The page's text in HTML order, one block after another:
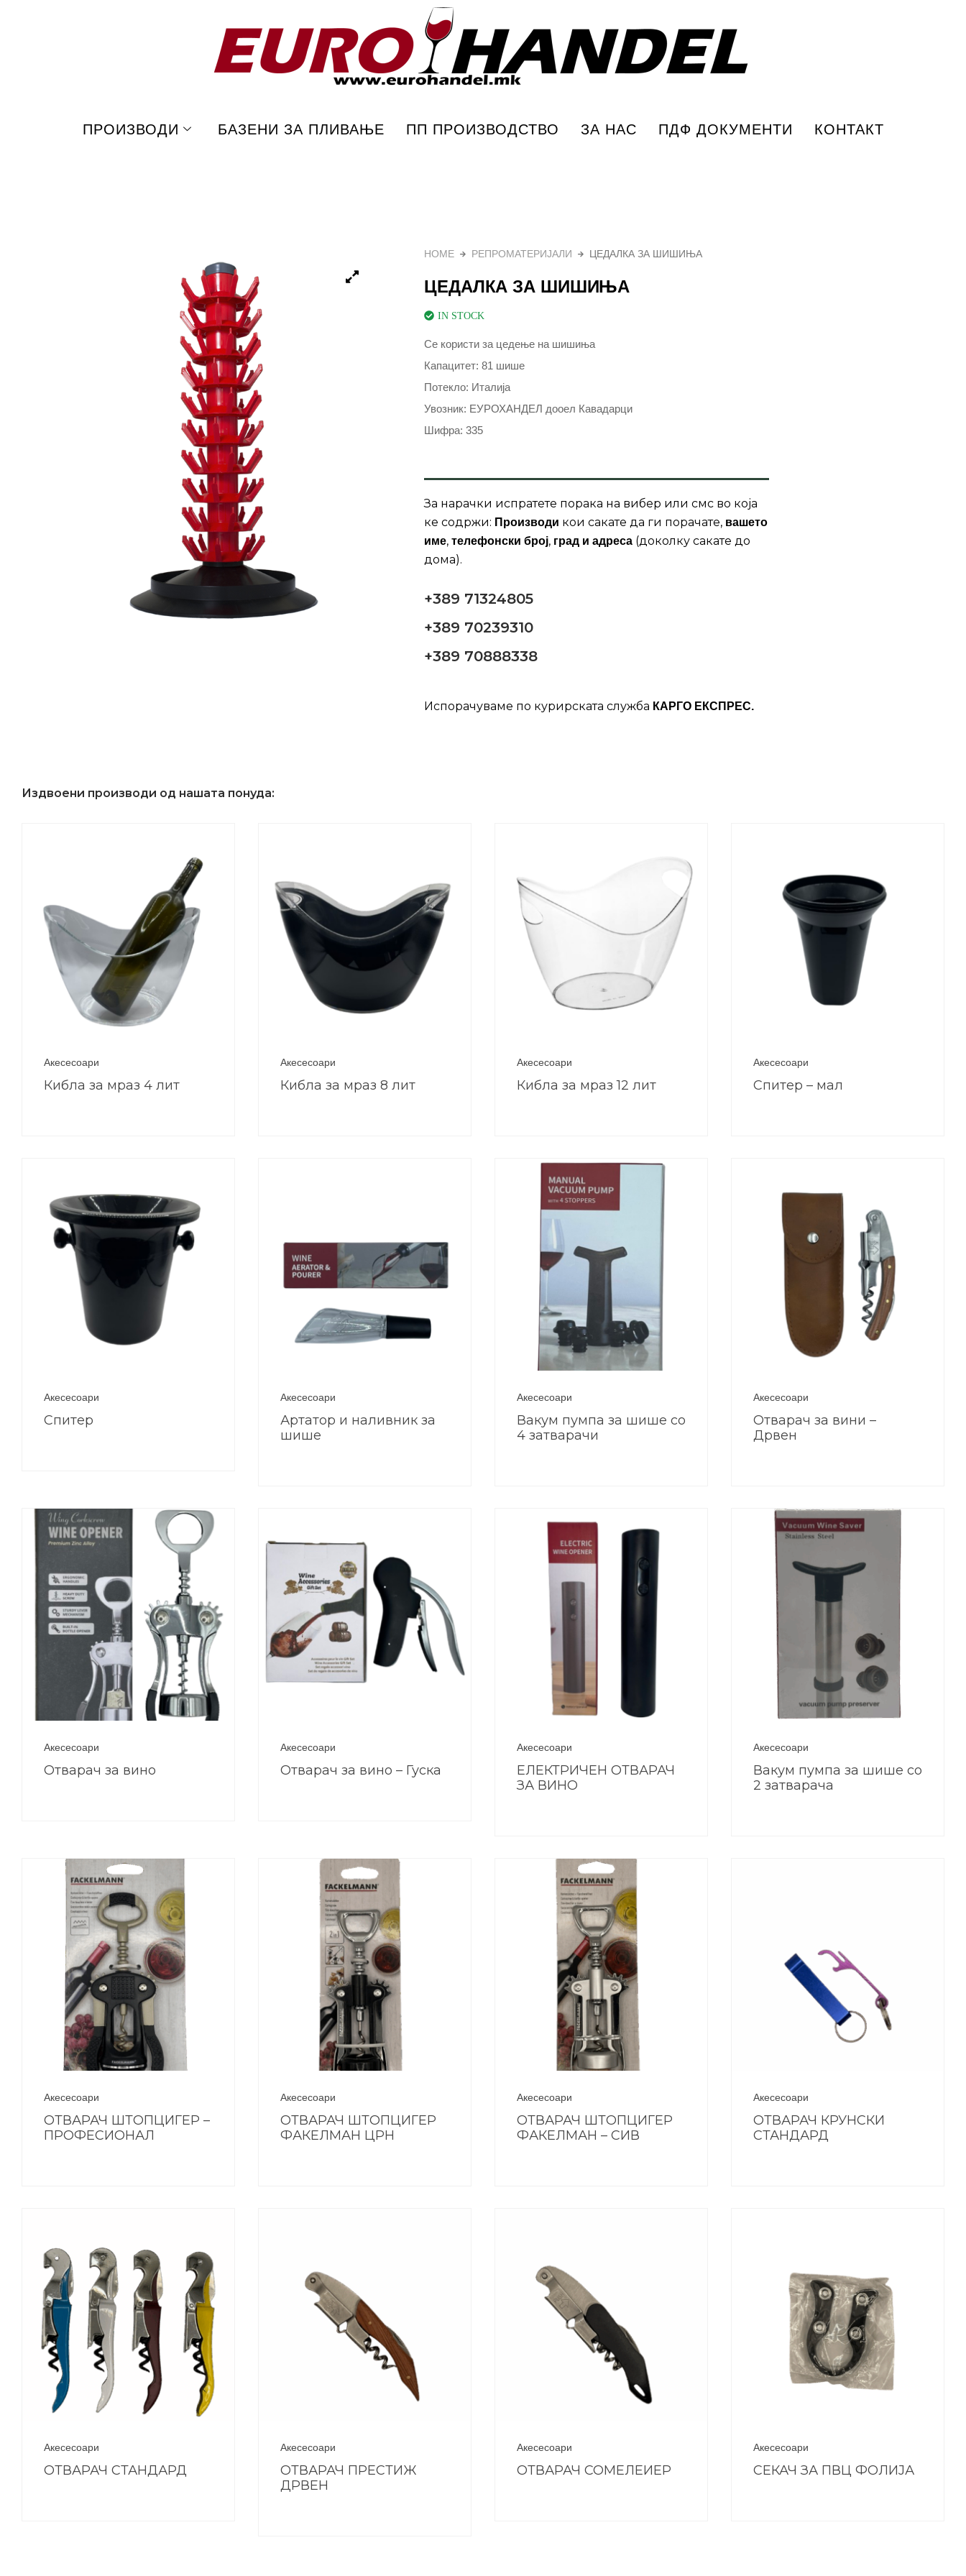
ЦЕДАЛКА ЗА ШИШИЊА – Еурохандел
ПРОИЗВОДИ БАЗЕНИ ЗА ПЛИВАЊЕ ПП ПРОИЗВОДСТВО ЗА НАС ПДФ ДОКУМЕНТИ КОНТАКТ
HOME РЕПРОМАТЕРИЈАЛИ ЦЕДАЛКА ЗА ШИШИЊА
ЦЕДАЛКА ЗА ШИШИЊА
IN STOCK
Се користи за цедење на шишиња
Капацитет: 81 шише
Потекло: Италија
Увозник: ЕУРОХАНДЕЛ дооел Кавадарци
Шифра: 335
За нарачки испратете порака на вибер или смс во која
ке содржи: Производи кои сакате да ги порачате, вашето
име, телефонски број, град и адреса (доколку сакате до
дома).
+389 71324805
+389 70239310
+389 70888338
Испорачуваме по курирската служба КАРГО ЕКСПРЕС.
Издвоени производи од нашата понуда:
Акесесоари
Кибла за мраз 4 лит
Акесесоари
Кибла за мраз 8 лит
Акесесоари
Кибла за мраз 12 лит
Акесесоари
Спитер – мал
Акесесоари
Спитер
Акесесоари
Артатор и наливник за
шише
Акесесоари
Вакум пумпа за шише со
4 затварачи
Акесесоари
Отварач за вини –
Дрвен
Акесесоари
Отварач за вино
Акесесоари
Отварач за вино – Гуска
Акесесоари
ЕЛЕКТРИЧЕН ОТВАРАЧ
ЗА ВИНО
Акесесоари
Вакум пумпа за шише со
2 затварача
Акесесоари
ОТВАРАЧ ШТОПЦИГЕР –
ПРОФЕСИОНАЛ
Акесесоари
ОТВАРАЧ ШТОПЦИГЕР
ФАКЕЛМАН ЦРН
Акесесоари
ОТВАРАЧ ШТОПЦИГЕР
ФАКЕЛМАН – СИВ
Акесесоари
ОТВАРАЧ КРУНСКИ
СТАНДАРД
Акесесоари
ОТВАРАЧ СТАНДАРД
Акесесоари
ОТВАРАЧ ПРЕСТИЖ
ДРВЕН
Акесесоари
ОТВАРАЧ СОМЕЛЕИЕР
Акесесоари
СЕКАЧ ЗА ПВЦ ФОЛИЈА